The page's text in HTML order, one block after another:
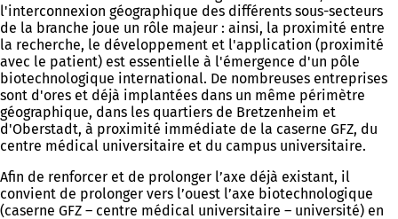
l'interconnexion géographique des différents sous-secteurs
de la branche joue un rôle majeur : ainsi, la proximité entre
la recherche, le développement et l'application (proximité
avec le patient) est essentielle à l'émergence d'un pôle
biotechnologique international. De nombreuses entreprises
sont d'ores et déjà implantées dans un même périmètre
géographique, dans les quartiers de Bretzenheim et
d'Oberstadt, à proximité immédiate de la caserne GFZ, du
centre médical universitaire et du campus universitaire.
Afin de renforcer et de prolonger l’axe déjà existant, il
convient de prolonger vers l’ouest l’axe biotechnologique
(caserne GFZ – centre médical universitaire – université) en